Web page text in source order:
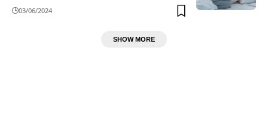
03/06/2024
SHOW MORE